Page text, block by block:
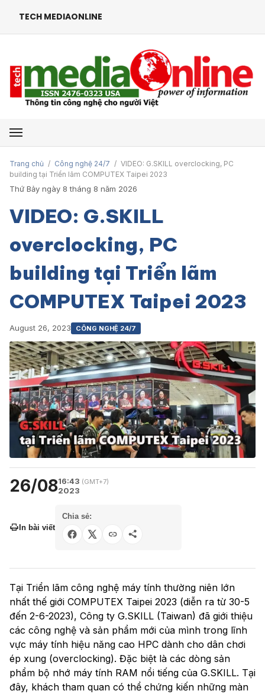
TECH MEDIAONLINE
Mở menu
Trang chủ / Công nghệ 24/7 / VIDEO: G.SKILL overclocking, PC
building tại Triển lãm COMPUTEX Taipei 2023
Thứ Bảy ngày 8 tháng 8 năm 2026
VIDEO: G.SKILL
overclocking, PC
building tại Triển lãm
COMPUTEX Taipei 2023
August 26, 2023 CÔNG NGHỆ 24/7
26/0816:43 (GMT+7)
2023
In bài viết
Chia sẻ:
Tại Triển lãm công nghệ máy tính thường niên lớn
nhất thế giới COMPUTEX Taipei 2023 (diễn ra từ 30-5
đến 2-6-2023), Công ty G.SKILL (Taiwan) đã giới thiệu
các công nghệ và sản phẩm mới của mình trong lĩnh
vực máy tính hiệu năng cao HPC dành cho dân chơi
ép xung (overclocking). Đặc biệt là các dòng sản
phẩm bộ nhớ máy tính RAM nổi tiếng của G.SKILL. Tại
đây, khách tham quan có thể chứng kiến những màn